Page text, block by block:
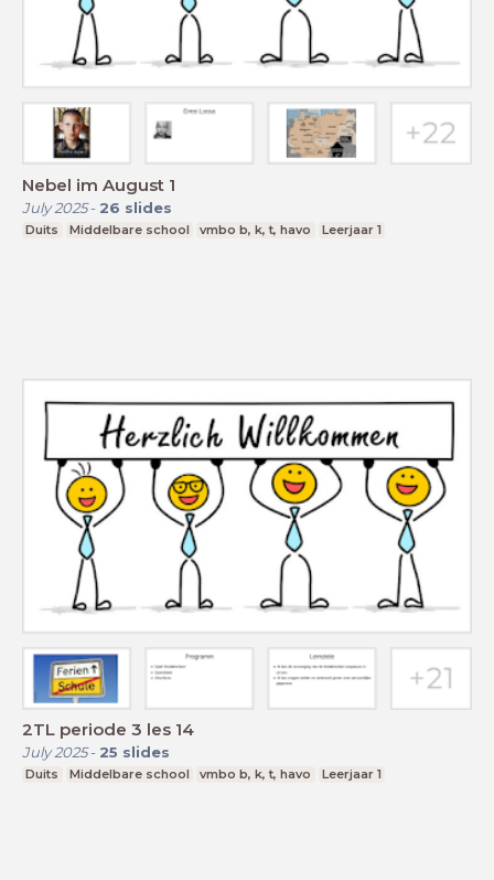
Nebel im August 1
July 2025- 26 slides
Duits Middelbare school vmbo b, k, t, havo Leerjaar 1
2TL periode 3 les 14
July 2025- 25 slides
Duits Middelbare school vmbo b, k, t, havo Leerjaar 1